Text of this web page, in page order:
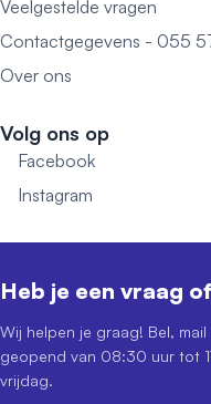
Veelgestelde vragen
Contactgegevens - 055
Over ons
Volg ons op
Facebook
Instagram
Heb je een vraag
Wij helpen je graag! Bel,
geopend van 08:30 uur tot
vrijdag.